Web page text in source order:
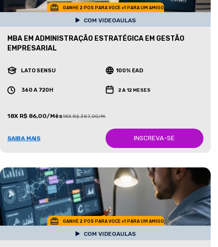
GANHE 2 POS PARA VOCE +1 PARA UM AMIGO
COM VIDEOAULAS
MBA EM ADMINISTRAÇÃO ESTRATÉGICA EM GESTÃO
EMPRESARIAL
LATO SENSU 100% EAD
360 A 720H 2 A 12 MESES
18X R$ 86,00/Mês18X R$ 387,00/Mês
SAIBA MAIS INSCREVA-SE
GANHE 2 POS PARA VOCE +1 PARA UM AMIGO
COM VIDEOAULAS